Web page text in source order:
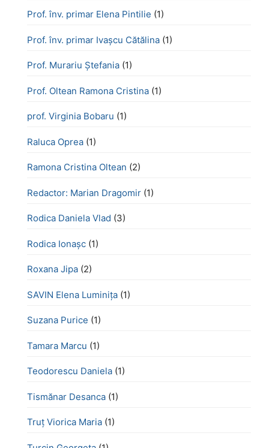
Prof. înv. primar Elena Pintilie (1)
Prof. înv. primar Ivașcu Cătălina (1)
Prof. Murariu Ștefania (1)
Prof. Oltean Ramona Cristina (1)
prof. Virginia Bobaru (1)
Raluca Oprea (1)
Ramona Cristina Oltean (2)
Redactor: Marian Dragomir (1)
Rodica Daniela Vlad (3)
Rodica Ionașc (1)
Roxana Jipa (2)
SAVIN Elena Luminița (1)
Suzana Purice (1)
Tamara Marcu (1)
Teodorescu Daniela (1)
Tismănar Desanca (1)
Truț Viorica Maria (1)